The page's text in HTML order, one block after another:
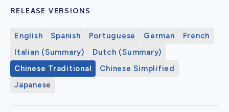
RELEASE VERSIONS
English Spanish Portuguese German
French
Italian (Summary)
Dutch (Summary)
Chinese Traditional
Chinese Simplified
Japanese